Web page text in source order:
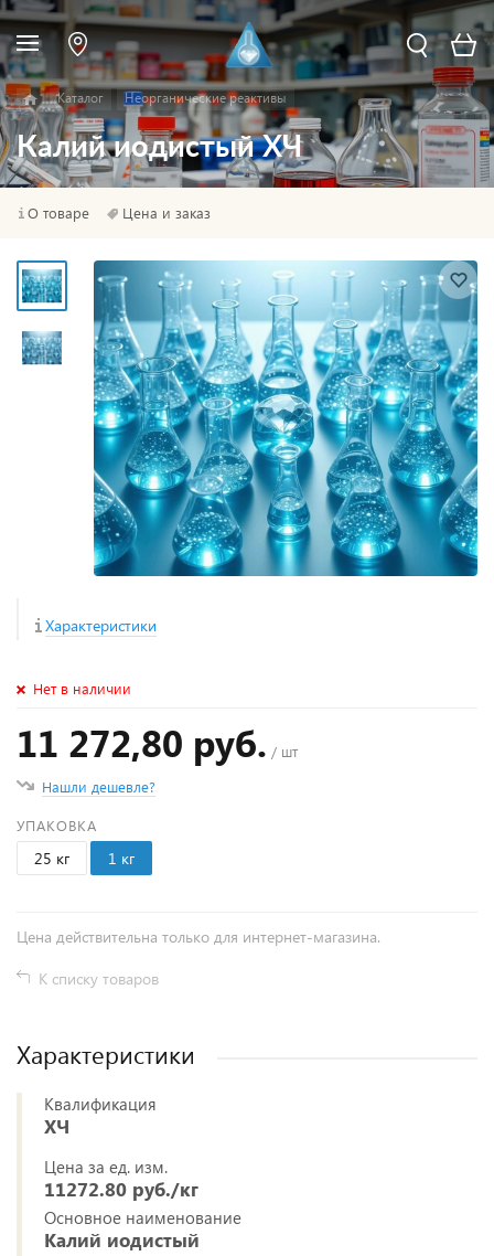
Каталог Неорганические реактивы
Калий иодистый ХЧ
О товаре Цена и заказ
Характеристики
Нет в наличии
11 272,80 руб. / шт
Нашли дешевле?
УПАКОВКА
25 кг 1 кг
Цена действительна только для интернет-магазина.
К списку товаров
Характеристики
Квалификация
ХЧ
Цена за ед. изм.
11272.80 руб./кг
Основное наименование
Калий иодистый